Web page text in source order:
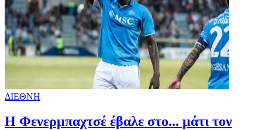
ΔΙΕΘΝΗ
Η Φενερμπαχτσέ έβαλε στο... μάτι τον